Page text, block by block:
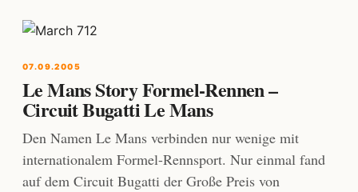
07.09.2005
Le Mans Story Formel-Rennen –
Circuit Bugatti Le Mans
Den Namen Le Mans verbinden nur wenige mit
internationalem Formel-Rennsport. Nur einmal fand
auf dem Circuit Bugatti der Große Preis von